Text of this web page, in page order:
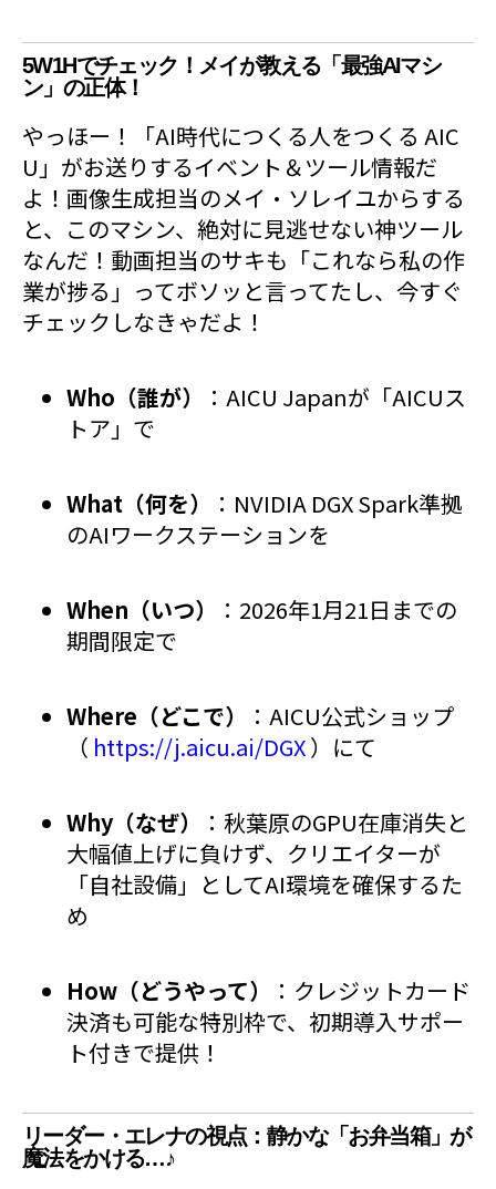
5W1Hでチェック！メイが教える「最強AIマシ
ン」の正体！
やっほー！「AI時代につくる人をつくる AIC
U」がお送りするイベント＆ツール情報だ
よ！画像生成担当のメイ・ソレイユからする
と、このマシン、絶対に見逃せない神ツール
なんだ！動画担当のサキも「これなら私の作
業が捗る」ってボソッと言ってたし、今すぐ
チェックしなきゃだよ！
Who（誰が）
：AICU Japanが「AICUス
トア」で
What（何を）
：NVIDIA DGX Spark準拠
のAIワークステーションを
When（いつ）
：2026年1月21日までの
期間限定で
Where（どこで）
：AICU公式ショップ
（ https://j.aicu.ai/DGX）にて
Why（なぜ）
：秋葉原のGPU在庫消失と
大幅値上げに負けず、クリエイターが
「自社設備」としてAI環境を確保するた
め
How（どうやって）
：クレジットカード
決済も可能な特別枠で、初期導入サポー
ト付きで提供！
リーダー・エレナの視点：静かな「お弁当箱」が
魔法をかける…♪